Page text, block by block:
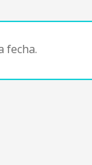
fecha.